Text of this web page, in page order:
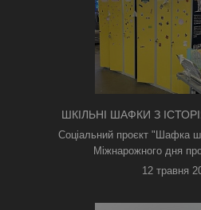
ШКІЛЬНІ ШАФКИ З
З'ЯВИЛИСЯ В
Соціальний проєкт "Шафка
Міжнарожного дня
12 травня